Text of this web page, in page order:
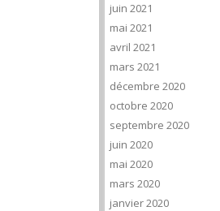
juin 2021
mai 2021
avril 2021
mars 2021
décembre 2020
octobre 2020
septembre 2020
juin 2020
mai 2020
mars 2020
janvier 2020